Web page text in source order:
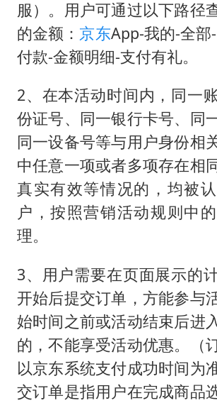
今日立秋你咬秋
夯实基础开新局
服）。用户可通过以下路径
的金额： 京东App-我的-全部
付款-金额明细-支付有礼。
2、在本活动时间内，同一
份证号、同一银行卡号、同
同一设备号等与用户身份相
中任意一项或者多项存在相
真实有效等情况的，均被
户，按照营销活动规则中
理。
3、用户需要在页面展示的
开始后提交订单，方能参与
始时间之前或活动结束后进
的，不能享受活动优惠。（
以京东系统支付成功时间为
交订单是指用户在完成商品